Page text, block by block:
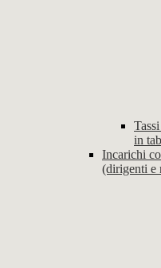
in
Incarichi
(dirigenti e